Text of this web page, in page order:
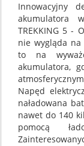
Innowacyjny
akumulatora
TREKKING 5 -
nie wygląda na
to na
akumulatora,
Napęd
naładowana
nawet do 140
pomocą